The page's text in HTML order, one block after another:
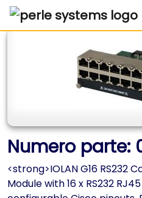
Numero parte:
<strong>IOLAN G16 RS232
Module with 16 x RS232